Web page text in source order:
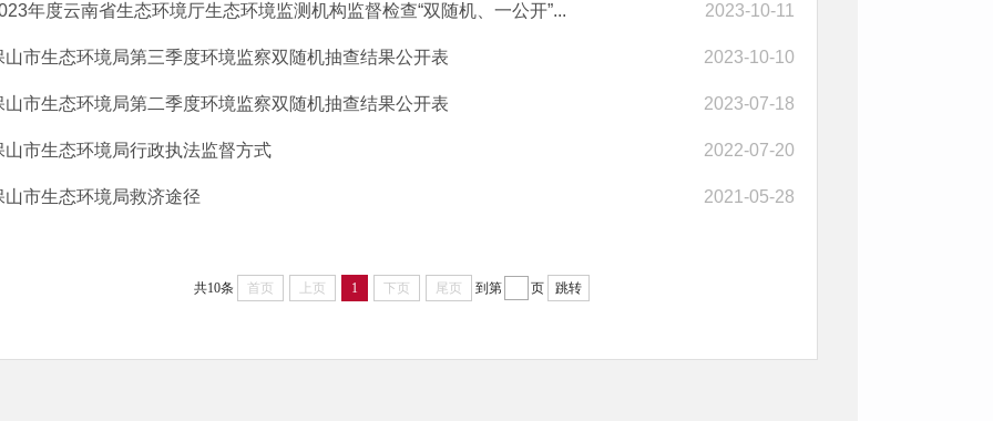
年度云南省生态环境厅生态环境监测机构监督检查“双随机、一公开”... 2023-10-11
山市生态环境局第三季度环境监察双随机抽查结果公开表 2023-10-10
山市生态环境局第二季度环境监察双随机抽查结果公开表 2023-07-18
山市生态环境局行政执法监督方式 2022-07-20
山市生态环境局救济途径 2021-05-28
共10条 首页 上页 1 下页 尾页 到第 页 跳转